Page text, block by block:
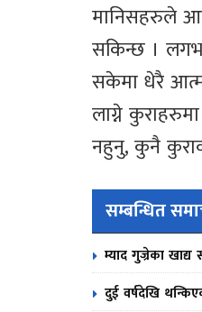
मानिसहरुले
सकिन्छ ।
सकेमा धेरै
लाग्ने
नहुनु, कुनै
सम्बन्धित
म्याद गुज्रेका
दुई वर्षदेखि